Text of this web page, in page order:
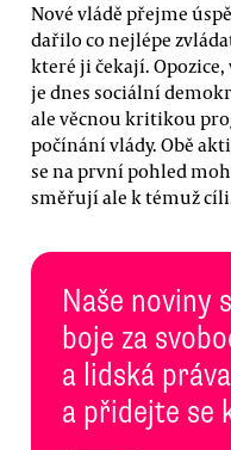
Nové vládě přejme
dařilo co nejlépe
které ji čekají.
je dnes sociální
ale věcnou kritikou
počínání vlády. Obě
se na první pohled
směřují ale k témuž
Naše noviny
boje za
a lidská
a přidejte se